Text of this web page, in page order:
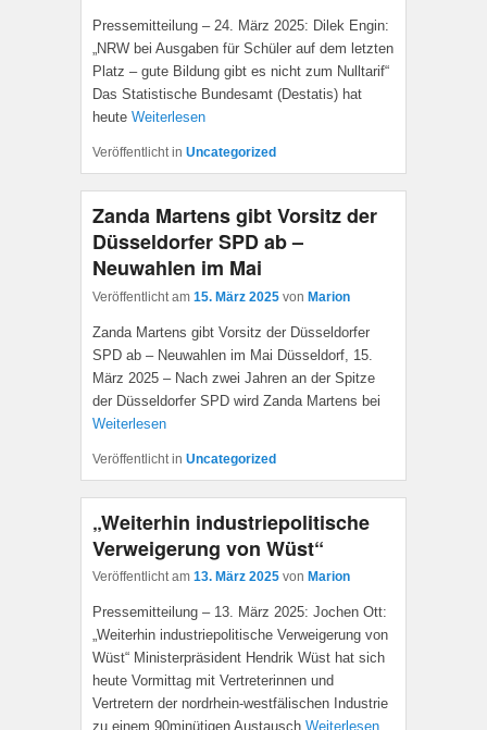
Pressemitteilung – 24. März 2025: Dilek Engin:
„NRW bei Ausgaben für Schüler auf dem letzten
Platz – gute Bildung gibt es nicht zum Nulltarif“
Das Statistische Bundesamt (Destatis) hat
heute Weiterlesen
Veröffentlicht in Uncategorized
Zanda Martens gibt Vorsitz der
Düsseldorfer SPD ab –
Neuwahlen im Mai
Veröffentlicht am 15. März 2025 von Marion
Zanda Martens gibt Vorsitz der Düsseldorfer
SPD ab – Neuwahlen im Mai Düsseldorf, 15.
März 2025 – Nach zwei Jahren an der Spitze
der Düsseldorfer SPD wird Zanda Martens bei
Weiterlesen
Veröffentlicht in Uncategorized
„Weiterhin industriepolitische
Verweigerung von Wüst“
Veröffentlicht am 13. März 2025 von Marion
Pressemitteilung – 13. März 2025: Jochen Ott:
„Weiterhin industriepolitische Verweigerung von
Wüst“ Ministerpräsident Hendrik Wüst hat sich
heute Vormittag mit Vertreterinnen und
Vertretern der nordrhein-westfälischen Industrie
zu einem 90minütigen Austausch Weiterlesen